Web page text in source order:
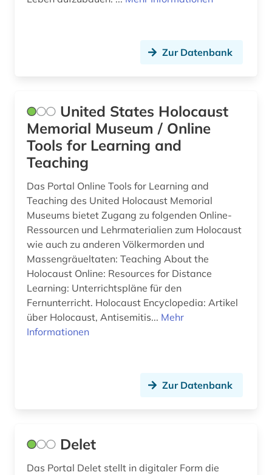
Zur Datenbank
United States Holocaust
Memorial Museum / Online
Tools for Learning and
Teaching
Das Portal Online Tools for Learning and
Teaching des United Holocaust Memorial
Museums bietet Zugang zu folgenden Online-
Ressourcen und Lehrmaterialien zum Holocaust
wie auch zu anderen Völkermorden und
Massengräueltaten: Teaching About the
Holocaust Online: Resources for Distance
Learning: Unterrichtspläne für den
Fernunterricht. Holocaust Encyclopedia: Artikel
über Holocaust, Antisemitis... Mehr
Informationen
Zur Datenbank
Delet
Das Portal Delet stellt in digitaler Form die